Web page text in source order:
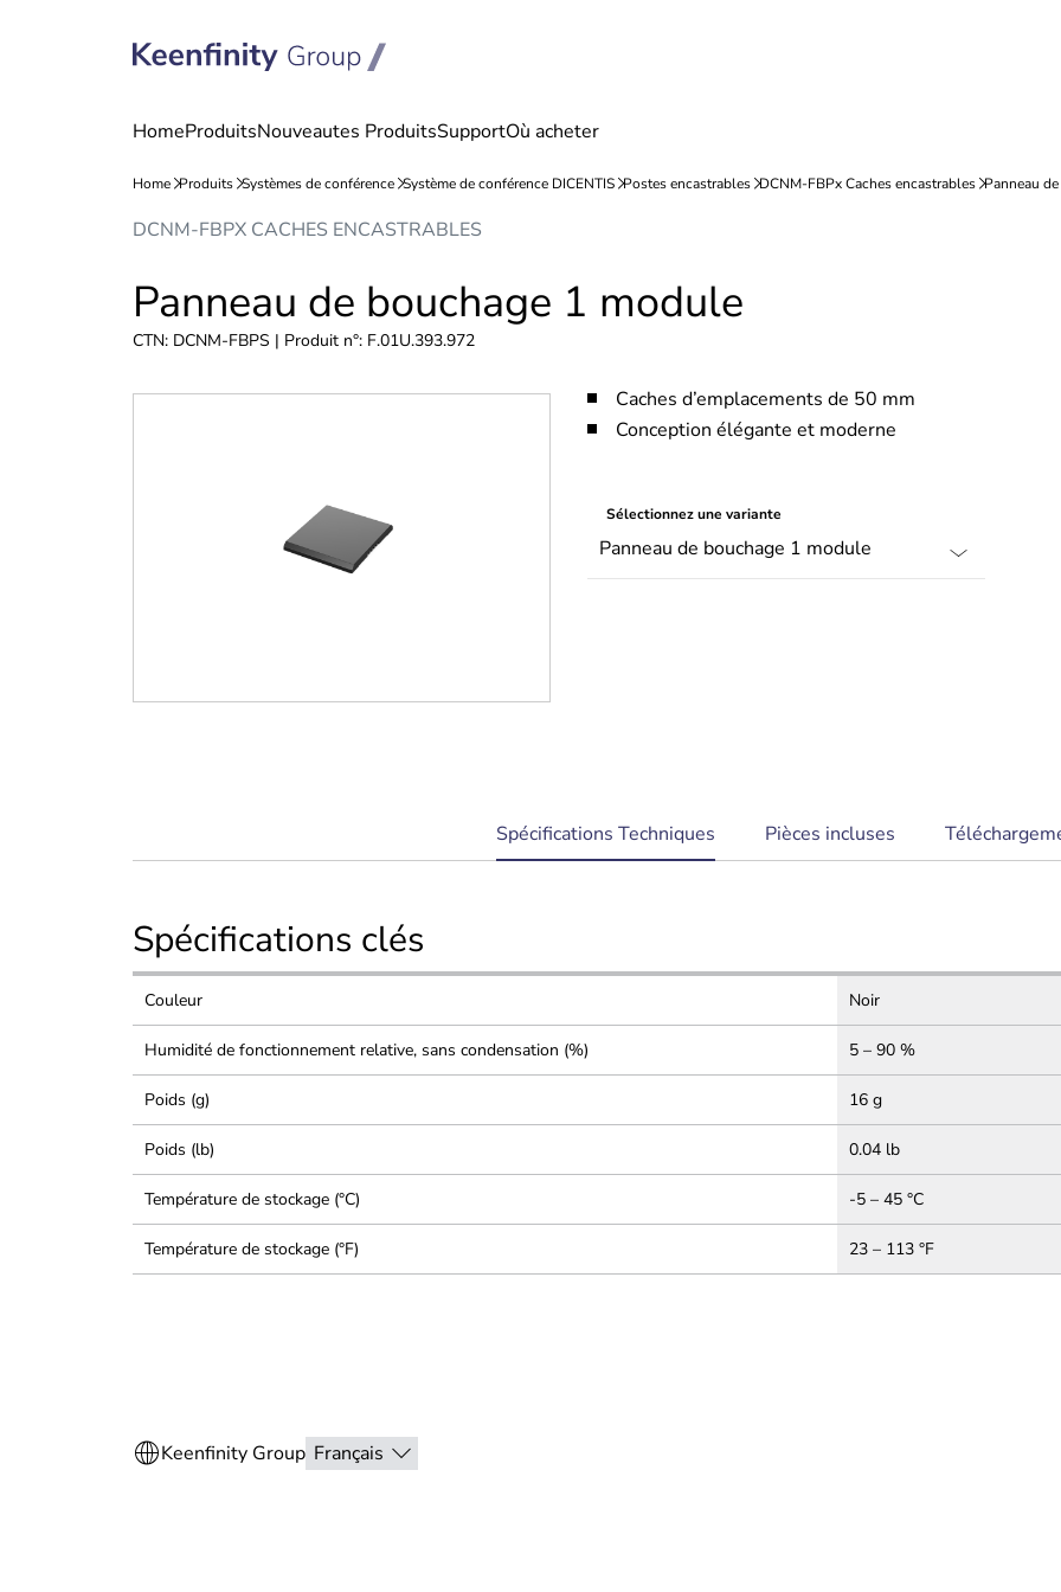
DCNM-FBPX CACHES ENCASTRABLES
Panneau de bouchage 1 module
CTN: DCNM-FBPS | Produit n°: F.01U.393.972
Caches d’emplacements de 50 mm
Conception élégante et moderne
Sélectionnez une variante
current
tab:
Spécifications Techniques Pièces incluses
Spécifications clés
Couleur Noir
Humidité de fonctionnement relative, sans condensation (%) 5 – 90 %
Poids (g) 16 g
Poids (lb) 0.04 lb
Température de stockage (°C) -5 – 45 °C
Température de stockage (°F) 23 – 113 °F